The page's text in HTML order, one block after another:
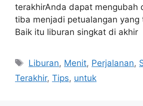
terakhirAnda dapat mengubah
tiba menjadi petualangan yang
Baik itu liburan singkat di akhir
Tags
Liburan, Menit, Perjalanan,
Terakhir, Tips, untuk